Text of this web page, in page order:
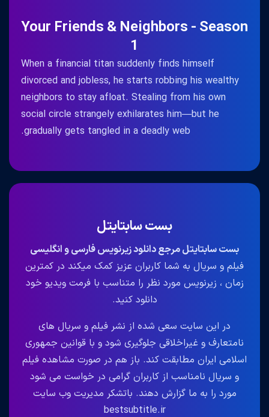
Your Friends & Neighbors - Season
1
When a financial titan suddenly finds himself
divorced and jobless, he starts robbing his wealthy
neighbors to stay afloat. Stealing from his own
social circle strangely exhilarates him—but he
gradually gets tangled in a deadly web.
بست سابتایتل
بست سابتایتل مرجع دانلود زیرنویس فارسی و انگلیسی
فیلم و سریال به شما کاربران عزیز کمک میکند در کمترین
زمان ، زیرنویس مورد نظر را متناسب با فرمت ویدیو خود
دانلود کنید.
در این سایت سعی شده از نشر فیلم و سریال های
نامتعارف و غیراخلاقی جلوگیری شود و با قوانین جمهوری
اسلامی ایران مطابقت کند. باز هم در صورت مشاهده فیلم
و سریال نامناسب از کاربران گرامی در خواست می شود
مورد را به ما گزارش دهند. باتشکر مدیریت وب سایت
bestsubtitle.ir